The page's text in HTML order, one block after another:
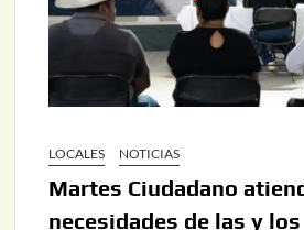
LOCALES NOTICIAS
Martes Ciudadano
necesidades de las y los